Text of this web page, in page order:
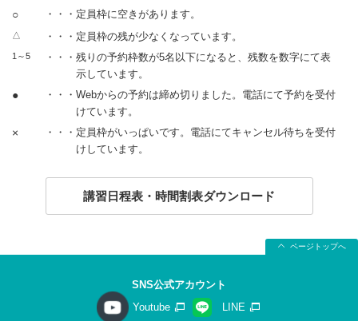
○ ・・・定員枠に空きがあります。
△ ・・・定員枠の残が少なくなっています。
1～5
・・・残りの予約枠数が5名以下になると、残数を数字にて表
示しています。
●
・・・Webからの予約は締め切りました。電話にて予約を受付
けています。
×
・・・定員枠がいっぱいです。電話にてキャンセル待ちを受付
けしています。
講習日程表・時間割表ダウンロード
ページトップへ
SNS公式アカウント
Youtube
LINE